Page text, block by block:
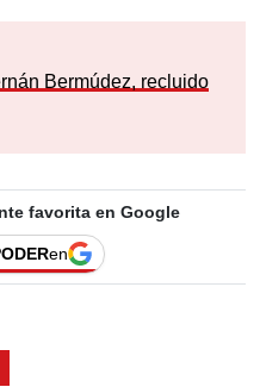
Bermúdez, recluido
favorita en Google
en